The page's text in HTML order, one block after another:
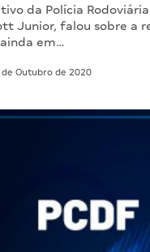
da Polícia Rodoviária
Junior, falou sobre a
ainda em…
de Outubro de 2020